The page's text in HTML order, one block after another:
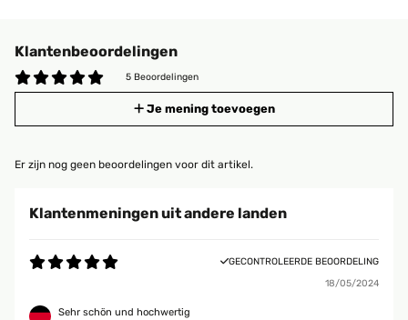
Klantenbeoordelingen
5 Beoordelingen
Je mening toevoegen
Er zijn nog geen beoordelingen voor dit artikel.
Klantenmeningen uit andere landen
GECONTROLEERDE BEOORDELING
18/05/2024
Sehr schön und hochwertig